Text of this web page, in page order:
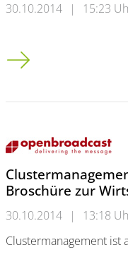
30.10.2014 | 15:23
Löschfahrzeug verlässt
Broschüre zur
30.10.2014 |
13:18
Clustermanagement ist